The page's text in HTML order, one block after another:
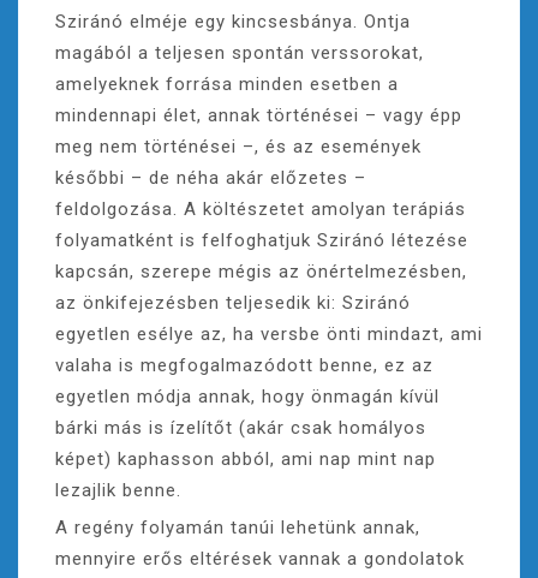
Sziránó elméje egy kincsesbánya. Ontja
magából a teljesen spontán verssorokat,
amelyeknek forrása minden esetben a
mindennapi élet, annak történései – vagy épp
meg nem történései –, és az események
későbbi – de néha akár előzetes –
feldolgozása. A költészetet amolyan terápiás
folyamatként is felfoghatjuk Sziránó létezése
kapcsán, szerepe mégis az önértelmezésben,
az önkifejezésben teljesedik ki: Sziránó
egyetlen esélye az, ha versbe önti mindazt, ami
valaha is megfogalmazódott benne, ez az
egyetlen módja annak, hogy önmagán kívül
bárki más is ízelítőt (akár csak homályos
képet) kaphasson abból, ami nap mint nap
lezajlik benne.
A regény folyamán tanúi lehetünk annak,
mennyire erős eltérések vannak a gondolatok